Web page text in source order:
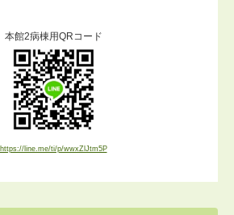
本館2病棟用QRコード
https://line.me/ti/p/wwxZlJtm5P